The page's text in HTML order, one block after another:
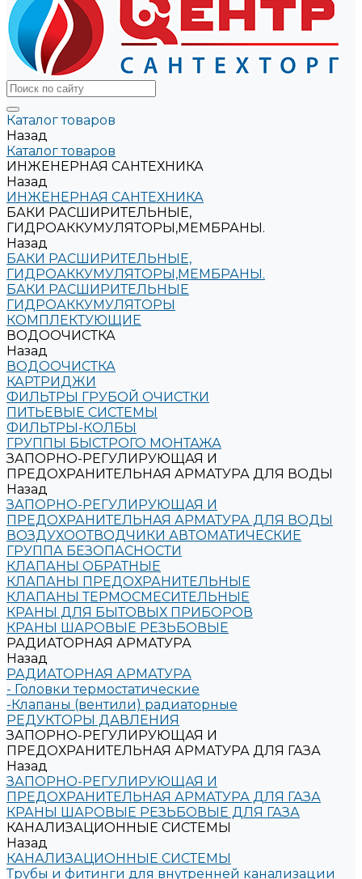
Каталог товаров
Назад
Каталог товаров
ИНЖЕНЕРНАЯ САНТЕХНИКА
Назад
ИНЖЕНЕРНАЯ САНТЕХНИКА
БАКИ РАСШИРИТЕЛЬНЫЕ,
ГИДРОАККУМУЛЯТОРЫ,МЕМБРАНЫ.
Назад
БАКИ РАСШИРИТЕЛЬНЫЕ,
ГИДРОАККУМУЛЯТОРЫ,МЕМБРАНЫ.
БАКИ РАСШИРИТЕЛЬНЫЕ
ГИДРОАККУМУЛЯТОРЫ
КОМПЛЕКТУЮЩИЕ
ВОДООЧИСТКА
Назад
ВОДООЧИСТКА
КАРТРИДЖИ
ФИЛЬТРЫ ГРУБОЙ ОЧИСТКИ
ПИТЬЕВЫЕ СИСТЕМЫ
ФИЛЬТРЫ-КОЛБЫ
ГРУППЫ БЫСТРОГО МОНТАЖА
ЗАПОРНО-РЕГУЛИРУЮЩАЯ И
ПРЕДОХРАНИТЕЛЬНАЯ АРМАТУРА ДЛЯ ВОДЫ
Назад
ЗАПОРНО-РЕГУЛИРУЮЩАЯ И
ПРЕДОХРАНИТЕЛЬНАЯ АРМАТУРА ДЛЯ ВОДЫ
ВОЗДУХООТВОДЧИКИ АВТОМАТИЧЕСКИЕ
ГРУППА БЕЗОПАСНОСТИ
КЛАПАНЫ ОБРАТНЫЕ
КЛАПАНЫ ПРЕДОХРАНИТЕЛЬНЫЕ
КЛАПАНЫ ТЕРМОСМЕСИТЕЛЬНЫЕ
КРАНЫ ДЛЯ БЫТОВЫХ ПРИБОРОВ
КРАНЫ ШАРОВЫЕ РЕЗЬБОВЫЕ
РАДИАТОРНАЯ АРМАТУРА
Назад
РАДИАТОРНАЯ АРМАТУРА
- Головки термостатические
-Клапаны (вентили) радиаторные
РЕДУКТОРЫ ДАВЛЕНИЯ
ЗАПОРНО-РЕГУЛИРУЮЩАЯ И
ПРЕДОХРАНИТЕЛЬНАЯ АРМАТУРА ДЛЯ ГАЗА
Назад
ЗАПОРНО-РЕГУЛИРУЮЩАЯ И
ПРЕДОХРАНИТЕЛЬНАЯ АРМАТУРА ДЛЯ ГАЗА
КРАНЫ ШАРОВЫЕ РЕЗЬБОВЫЕ ДЛЯ ГАЗА
КАНАЛИЗАЦИОННЫЕ СИСТЕМЫ
Назад
КАНАЛИЗАЦИОННЫЕ СИСТЕМЫ
Трубы и фитинги для внутренней канализации